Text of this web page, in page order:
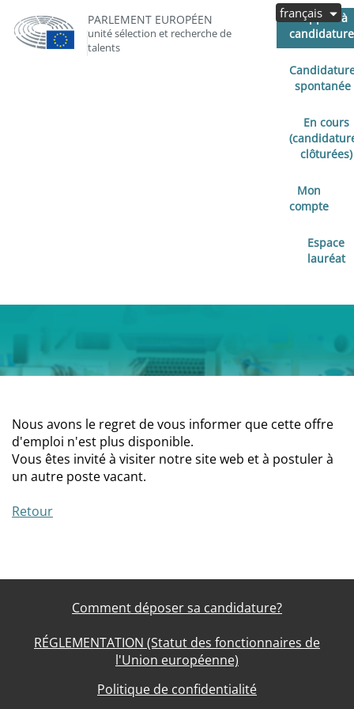
PARLEMENT EUROPÉEN
unité sélection et recherche de
talents
Appels à
spontanée
En cours
clôturées)
Mon
compte
Espace
lauréat
français
Nous avons le regret de vous informer que cette offre
d'emploi n'est plus disponible.
Vous êtes invité à visiter notre site web et à postuler à
un autre poste vacant.
Retour
Comment déposer sa candidature?
RÉGLEMENTATION (Statut des fonctionnaires de
l'Union européenne)
Politique de confidentialité